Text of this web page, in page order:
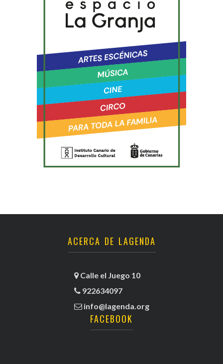
ACERCA DE LAGENDA
Calle el Juego 10
922634097
info@lagenda.org
FACEBOOK